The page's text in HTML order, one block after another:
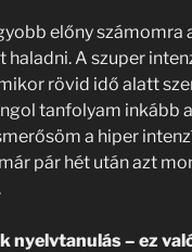
előny
haladni. A szuper
rövid idő alatt
tanfolyam inkább
a hiper
pár hét után azt
nyelvtanulás – ez